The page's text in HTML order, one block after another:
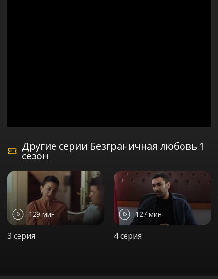
Другие серии Безграничная любовь 1
сезон
129 мин
3 серия
127 мин
4 серия